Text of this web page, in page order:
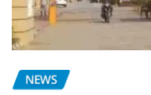
NEWS